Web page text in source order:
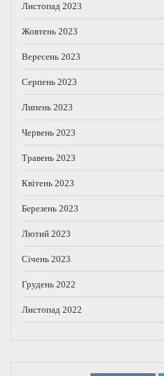
Листопад 2023
Жовтень 2023
Вересень 2023
Серпень 2023
Липень 2023
Червень 2023
Травень 2023
Квітень 2023
Березень 2023
Лютий 2023
Січень 2023
Грудень 2022
Листопад 2022